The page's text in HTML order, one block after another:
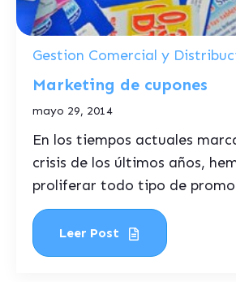
Gestion Comercial y
Marketing de cupones
mayo 29, 2014
En los tiempos actuales
crisis de los últimos años,
proliferar todo tipo de
Leer Post